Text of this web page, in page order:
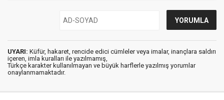
UYARI: Küfür, hakaret, rencide edici cümleler veya imalar, inançlara saldırı
içeren, imla kuralları ile yazılmamış,
Türkçe karakter kullanılmayan ve büyük harflerle yazılmış yorumlar
onaylanmamaktadır.